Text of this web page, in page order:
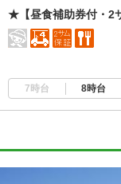
★【昼食補助券付・2
7時台 8時台